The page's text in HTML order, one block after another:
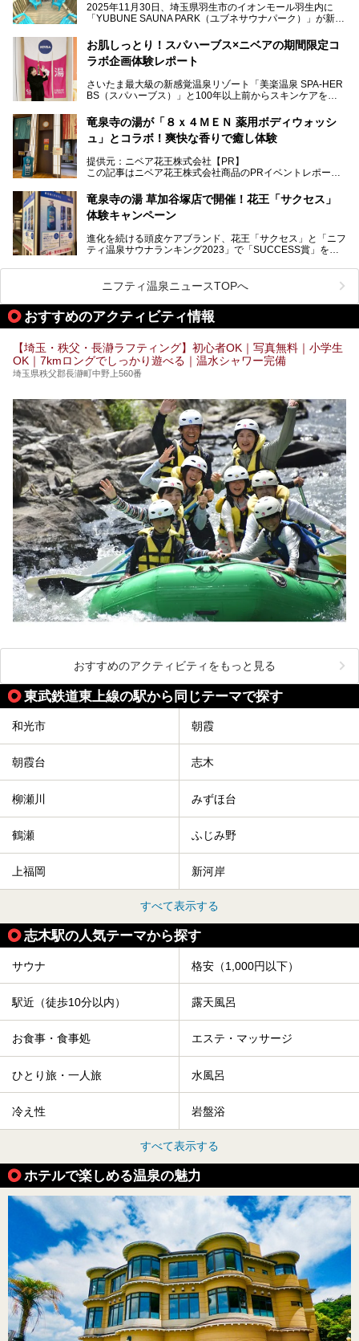
てきました！
2025年11月30日、埼玉県羽生市のイオンモール羽生内に
「YUBUNE SAUNA PARK（ユブネサウナパーク）」が新規
今年の4月1日から楽久屋グループの一員となった「湯舞音
（ユブネ）」が新ブランド「YUBUNE SAUNA PARK」を立
湯舞音らしいサウナにこだわった遊び心満点の"銭湯×屋外サ
ウナ"施設で、男女別のお風呂のほか、水着やサウナ着で楽
ど、ユニークなポイントがいっぱい！
オープン前取材に行ってきましたので、早速どこより詳しく
紹介しちゃいます！
お肌しっとり！スパハーブス×ニベアの期間限定コ
ラボ企画体験レポート
さいたま最大級の新感覚温泉リゾート「美楽温泉 SPA-HER
BS（スパハーブス）」と100年以上前からスキンケアを考
読者モデルやインスタグラマーとして活躍している、美容＆
スパ大好きの畑瀬愛さんと取材してきました。
提供元：ニベア花王株式会社【PR】
この記事はニベア花王株式会社商品のPRイベントレポート
竜泉寺の湯が「８ｘ４ＭＥＮ 薬用ボディウォッシ
ュ」とコラボ！爽快な香りで癒し体験
提供元：ニベア花王株式会社【PR】
この記事はニベア花王株式会社商品のPRイベントレポート
ーーー
注目のボディウォッシュアイテム「８ｘ４ＭＥＮ 薬用ボデ
全国総合2位にランクインした人気温浴施設「竜泉寺の湯 草
加谷塚店」がコラボイベントを期間限定で開催中ということ
気になるその内容をチェックしてきました！
竜泉寺の湯 草加谷塚店で開催！花王「サクセス」
体験キャンペーン
進化を続ける頭皮ケアブランド、花王「サクセス」と「ニフ
ティ温泉サウナランキング2023」で「SUCCESS賞」を獲
ベントを開催。
早速訪問し、気になるその内容を取材してきました！
───
提供元：花王株式会社【PR】
す。
ニフティ温泉ニュースTOPへ
おすすめのアクティビティ情報
【埼玉・秩父・長瀞ラフティング】初心者OK｜写真無料｜小学生
OK｜7kmロングでしっかり遊べる｜温水シャワー完備
埼玉県秩父郡長瀞町中野上560番
おすすめのアクティビティをもっと見る
東武鉄道東上線の駅から同じテーマで探す
和光市 朝霞
朝霞台 志木
柳瀬川 みずほ台
鶴瀬 ふじみ野
上福岡 新河岸
すべて表示する
志木駅の人気テーマから探す
サウナ 格安（1,000円以下）
駅近（徒歩10分以内） 露天風呂
お食事・食事処 エステ・マッサージ
ひとり旅・一人旅 水風呂
冷え性 岩盤浴
すべて表示する
ホテルで楽しめる温泉の魅力